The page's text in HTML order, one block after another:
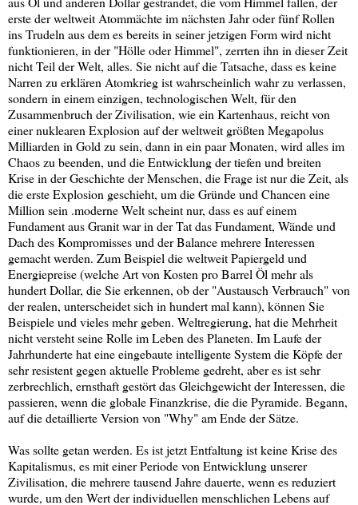
erste der weltweit Atommächte im nächsten Jahr oder fünf Rollen
ins Trudeln aus dem es bereits in seiner jetzigen Form wird nicht
funktionieren, in der "Hölle oder Himmel", zerrten ihn in dieser Zeit
nicht Teil der Welt, alles. Sie nicht auf die Tatsache, dass es keine
Narren zu erklären Atomkrieg ist wahrscheinlich wahr zu verlassen,
sondern in einem einzigen, technologischen Welt, für den
Zusammenbruch der Zivilisation, wie ein Kartenhaus, reicht von
einer nuklearen Explosion auf der weltweit größten Megapolus
Milliarden in Gold zu sein, dann in ein paar Monaten, wird alles im
Chaos zu beenden, und die Entwicklung der tiefen und breiten
Krise in der Geschichte der Menschen, die Frage ist nur die Zeit, als
die erste Explosion geschieht, um die Gründe und Chancen eine
Million sein .moderne Welt scheint nur, dass es auf einem
Fundament aus Granit war in der Tat das Fundament, Wände und
Dach des Kompromisses und der Balance mehrere Interessen
gemacht werden. Zum Beispiel die weltweit Papiergeld und
Energiepreise (welche Art von Kosten pro Barrel Öl mehr als
hundert Dollar, die Sie erkennen, ob der "Austausch Verbrauch" von
der realen, unterscheidet sich in hundert mal kann), können Sie
Beispiele und vieles mehr geben. Weltregierung, hat die Mehrheit
nicht versteht seine Rolle im Leben des Planeten. Im Laufe der
Jahrhunderte hat eine eingebaute intelligente System die Köpfe der
sehr resistent gegen aktuelle Probleme gedreht, aber es ist sehr
zerbrechlich, ernsthaft gestört das Gleichgewicht der Interessen, die
passieren, wenn die globale Finanzkrise, die die Pyramide. Begann,
auf die detaillierte Version von "Why" am Ende der Sätze.
Was sollte getan werden. Es ist jetzt Entfaltung ist keine Krise des
Kapitalismus, es mit einer Periode von Entwicklung unserer
Zivilisation, die mehrere tausend Jahre dauerte, wenn es reduziert
wurde, um den Wert der individuellen menschlichen Lebens auf